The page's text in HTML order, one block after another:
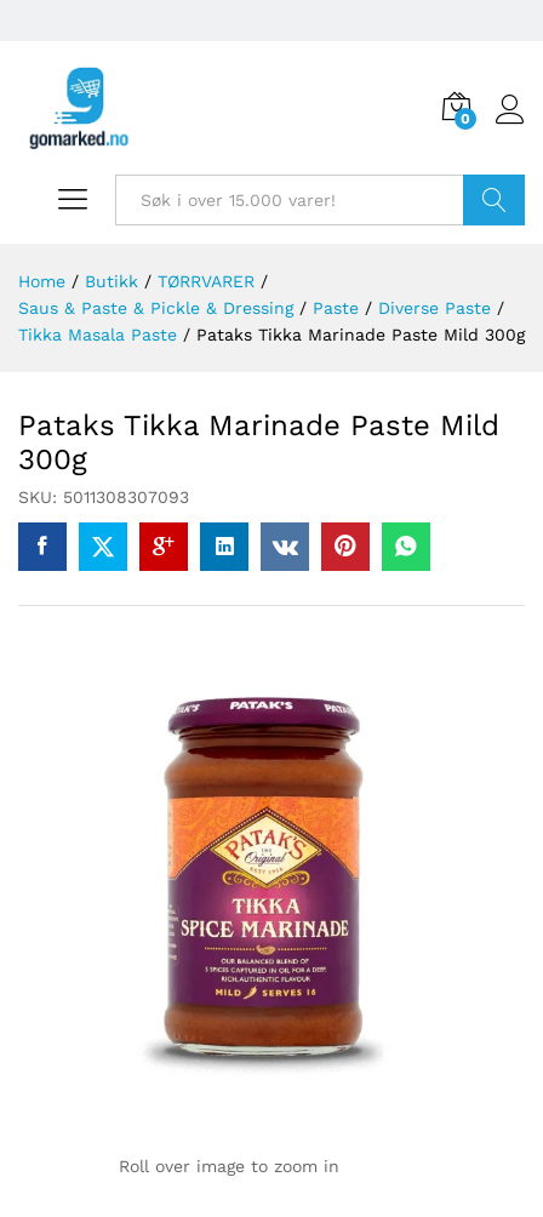
0
Home / Butikk / TØRRVARER /
Saus & Paste & Pickle & Dressing / Paste / Diverse Paste /
Tikka Masala Paste / Pataks Tikka Marinade Paste Mild 300g
Pataks Tikka Marinade Paste Mild
300g
SKU: 5011308307093
Roll over image to zoom in